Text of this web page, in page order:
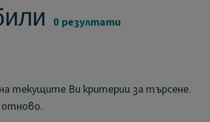
0 резултати
текущите Ви критерии за търсене.